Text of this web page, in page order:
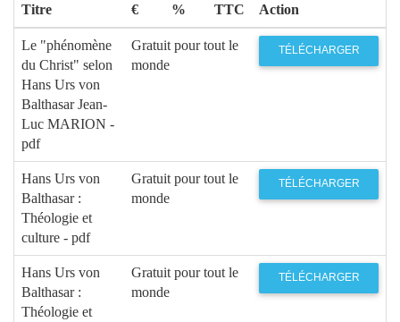
Titre
€
%
TTC
Action
Le "phénomène
du Christ" selon
Hans Urs von
Balthasar Jean-
Luc MARION -
pdf
Gratuit pour tout le
monde
TÉLÉCHARGER
Hans Urs von
Balthasar :
Théologie et
culture - pdf
Gratuit pour tout le
monde
TÉLÉCHARGER
Hans Urs von
Balthasar :
Théologie et
Gratuit pour tout le
monde
TÉLÉCHARGER